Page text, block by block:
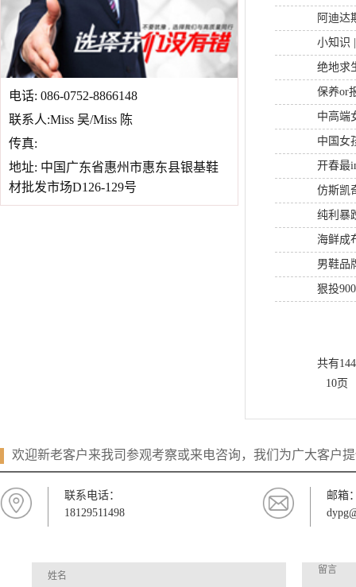
电话: 086-0752-8866148
联系人:Miss 吴/Miss 陈
传真:
地址: 中国广东省惠州市惠东县银基鞋
材批发市场D126-129号
阿迪达
小知识
绝地求
保养or
中高端
中国女
开春最
仿斯凯
纯利暴
海鲜成
男鞋品
狠投
共有
10页
欢迎新老客户来我司参观考察或来电咨询，我们为广大客户
联系电话：
18129511498
邮箱